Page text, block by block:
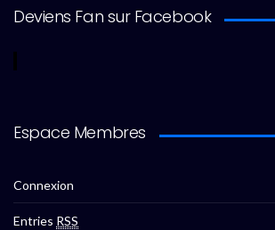
Deviens Fan sur Facebook
Espace Membres
Connexion
Entries RSS